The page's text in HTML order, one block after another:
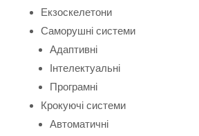
Екзоскелетони
Саморушні системи
Адаптивні
Інтелектуальні
Програмні
Крокуючі системи
Автоматичні